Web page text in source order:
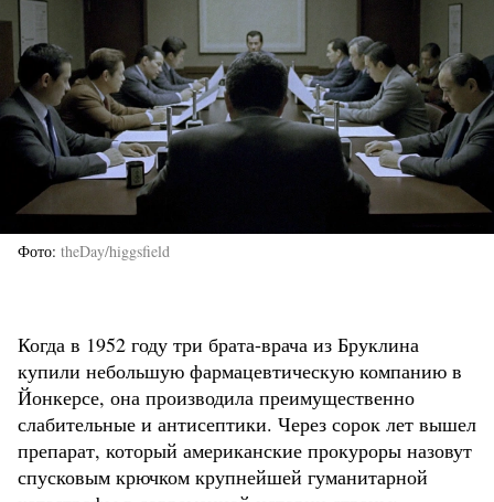
Фото theDay/higgsfield
Когда в 1952 году три брата-врача из Бруклина
купили небольшую фармацевтическую компанию в
Йонкерсе, она производила преимущественно
слабительные и антисептики. Через сорок лет вышел
препарат, который американские прокуроры назовут
спусковым крючком крупнейшей гуманитарной